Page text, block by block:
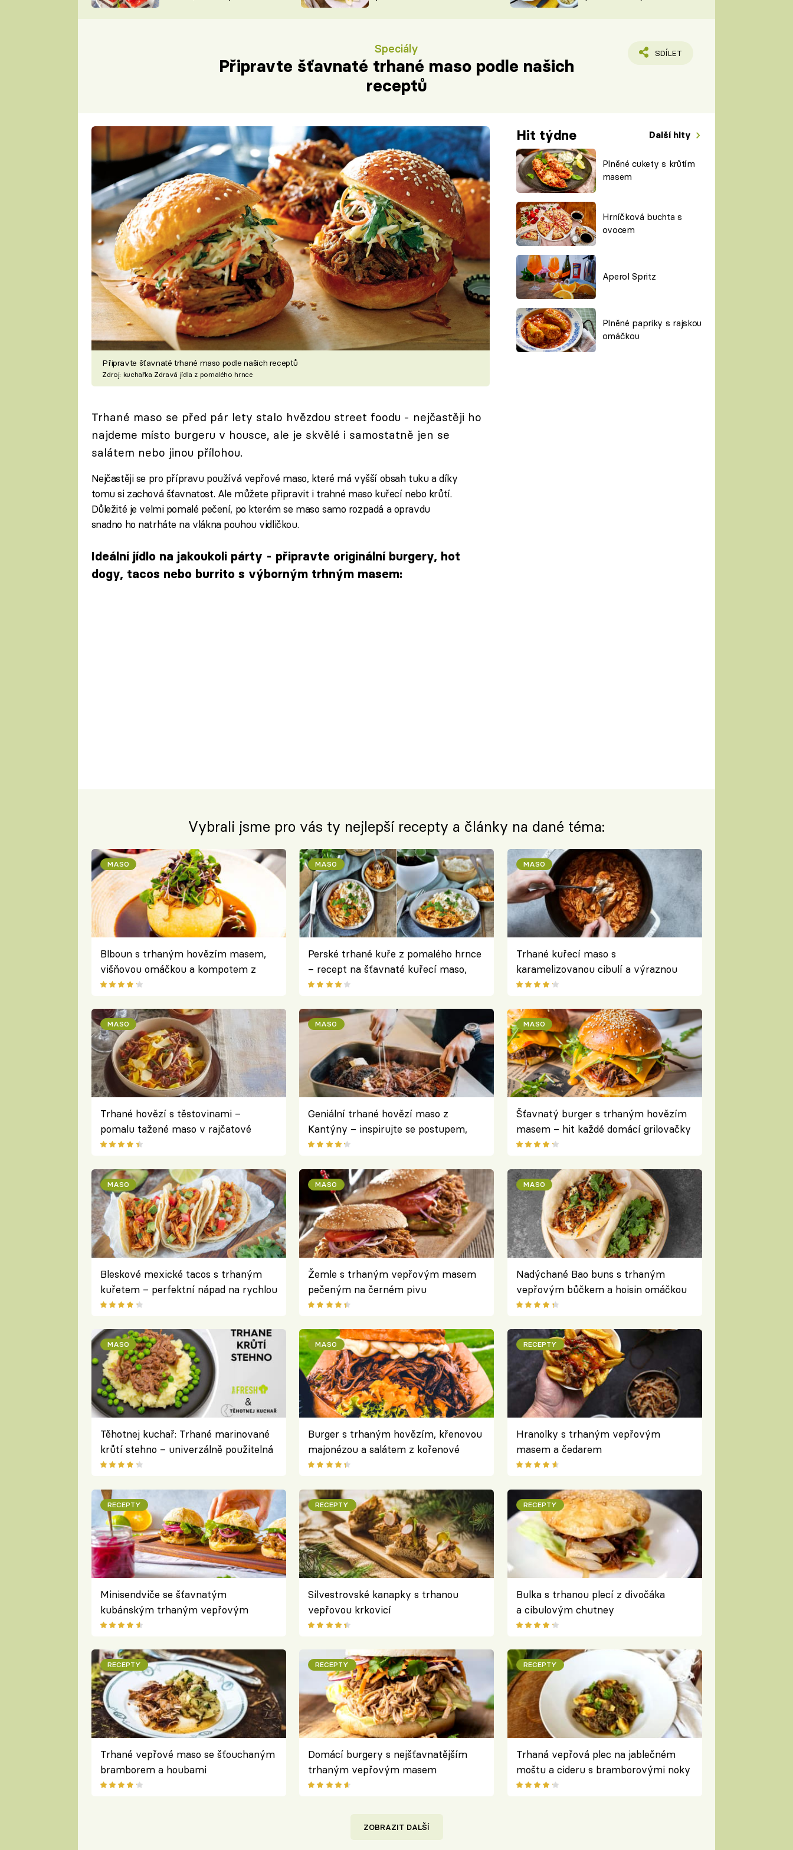
KUCHAŘKA
ŠÉFREDAKTORKY
Speciály
Připravte šťavnaté trhané maso podle našich
receptů
SDÍLET
Připravte šťavnaté trhané maso podle našich receptů
Zdroj: kuchařka Zdravá jídla z pomalého hrnce
Trhané maso se před pár lety stalo hvězdou street foodu - nejčastěji ho
najdeme místo burgeru v housce, ale je skvělé i samostatně jen se
salátem nebo jinou přílohou.
Nejčastěji se pro přípravu používá vepřové maso, které má vyšší obsah tuku a díky
tomu si zachová šťavnatost. Ale můžete připravit i trahné maso kuřecí nebo krůtí.
Důležité je velmi pomalé pečení, po kterém se maso samo rozpadá a opravdu
snadno ho natrháte na vlákna pouhou vidličkou.
Ideální jídlo na jakoukoli párty - připravte originální burgery, hot
dogy, tacos nebo burrito s výborným trhným masem:
Hit týdne Další hity
Plněné cukety s krůtím
masem
Hrníčková buchta s
ovocem
Aperol Spritz
Plněné papriky s rajskou
omáčkou
Vybrali jsme pro vás ty nejlepší recepty a články na dané téma:
MASO
Blboun s trhaným hovězím masem,
višňovou omáčkou a kompotem z
Vinohradského Parlamentu
MASO
Perské trhané kuře z pomalého hrnce
– recept na šťavnaté kuřecí maso,
které se krásně rozpadá
MASO
Trhané kuřecí maso s
karamelizovanou cibulí a výraznou
omáčkou podle Karolíny Fourové
MASO
Trhané hovězí s těstovinami –
pomalu tažené maso v rajčatové
omáčce, které se rozpadá na jazyku
MASO
Geniální trhané hovězí maso z
Kantýny – inspirujte se postupem,
který používají profíci
MASO
Šťavnatý burger s trhaným hovězím
masem – hit každé domácí grilovačky
krok za krokem
MASO
Bleskové mexické tacos s trhaným
kuřetem – perfektní nápad na rychlou
večeři během pracovního týdne
MASO
Žemle s trhaným vepřovým masem
pečeným na černém pivu
MASO
Nadýchané Bao buns s trhaným
vepřovým bůčkem a hoisin omáčkou
podle Filipa Sajlera
MASO
Těhotnej kuchař: Trhané marinované
krůtí stehno – univerzálně použitelná
masová lahůdka
MASO
Burger s trhaným hovězím, křenovou
majonézou a salátem z kořenové
zeleniny podle Pedra Pavlů
RECEPTY
Hranolky s trhaným vepřovým
masem a čedarem
RECEPTY
Minisendviče se šťavnatým
kubánským trhaným vepřovým
masem
RECEPTY
Silvestrovské kanapky s trhanou
vepřovou krkovicí
RECEPTY
Bulka s trhanou plecí z divočáka
a cibulovým chutney
RECEPTY
Trhané vepřové maso se šťouchaným
bramborem a houbami
RECEPTY
Domácí burgery s nejšťavnatějším
trhaným vepřovým masem
RECEPTY
Trhaná vepřová plec na jablečném
moštu a cideru s bramborovými noky
ZOBRAZIT DALŠÍ